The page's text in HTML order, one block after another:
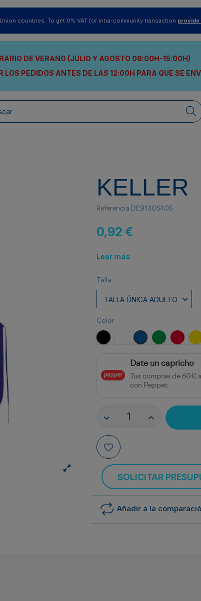
countries. To get 0% VAT for intra-community transaction provide
DE VERANO (JULIO Y AGOSTO 08:00H-15:00H)
LOS PEDIDOS ANTES DE LAS 12:00H PARA QUE SE
KELLER
Referencia DE9130S105
0,92 €
Leer más
Talla
Color
NEGRO BLANCOROYAL VERDEROJO
Date un capricho
Tus compras de
con Pepper.
SOLICITAR
Añadir a la